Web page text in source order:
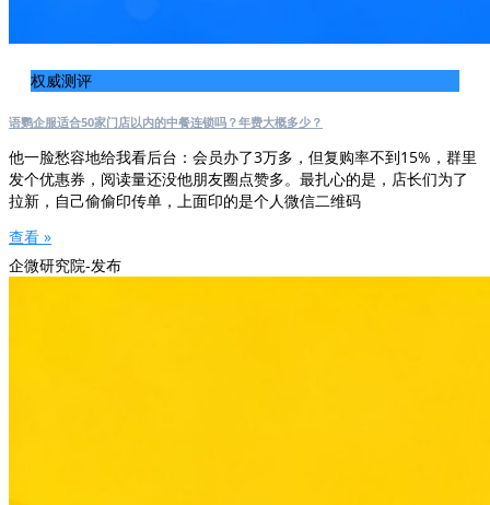
权威测评
语鹦企服适合50家门店以内的中餐连锁吗？年费大概多少？
他一脸愁容地给我看后台：会员办了3万多，但复购率不到15%，群里
发个优惠券，阅读量还没他朋友圈点赞多。最扎心的是，店长们为了
拉新，自己偷偷印传单，上面印的是个人微信二维码
查看 »
企微研究院-发布